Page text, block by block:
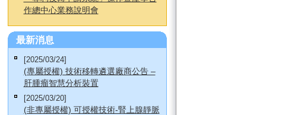
作總中心業務說明會
最新消息
[2025/03/24]
(專屬授權) 技術移轉遴選廠商公告 –
肝腫瘤智慧分析裝置
[2025/03/20]
(非專屬授權) 可授權技術-腎上腺靜脈